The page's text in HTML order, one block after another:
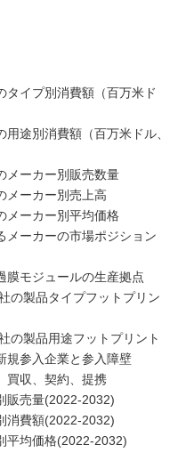
タイプ別消費額（百万米ド
途別消費額（百万米ドル、
メーカー別販売数量
メーカー別売上高
メーカー別平均価格
メーカーの市場ポジション
膜モジュールの生産拠点
の製品タイプフットプリン
の製品用途フットプリント
規参入企業と参入障壁
買収、契約、提携
販売量(2022-2032)
消費額(2022-2032)
平均価格(2022-2032)